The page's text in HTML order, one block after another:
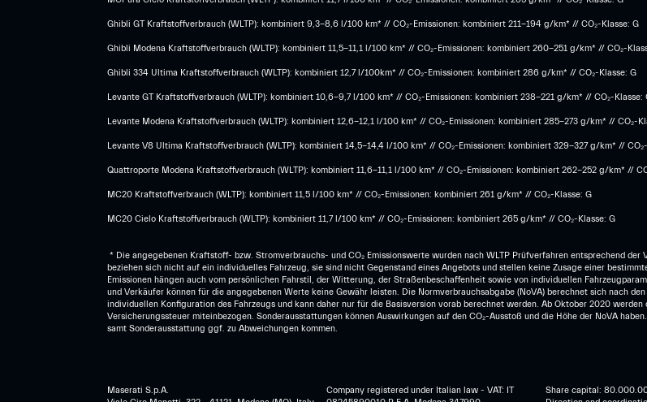
Ghibli GT Kraftstoffverbrauch (WLTP): kombiniert 9,3-8,6 l/100 km* // CO₂-Emissionen: kombiniert 211-194 g/km* // CO₂-Klasse: G
Ghibli Modena Kraftstoffverbrauch (WLTP): kombiniert 11,5-11,1 l/100 km* // CO₂-Emissionen: kombiniert 260-251 g/km*​ // CO₂-
Ghibli 334 Ultima Kraftstoffverbrauch (WLTP): kombiniert 12,7 l/100km* // CO₂-Emissionen: kombiniert 286 g/km* // CO₂-Klasse: G
Levante GT Kraftstoffverbrauch (WLTP): kombiniert 10,6-9,7 l/100 km* // CO₂-Emissionen: kombiniert 238-221 g/km* ​// CO₂-Klasse:
Levante Modena Kraftstoffverbrauch (WLTP): kombiniert 12,6-12,1 l/100 km* // CO₂-Emissionen: kombiniert 285-273 g/km*​ // CO₂-
​Levante V8 Ultima Kraftstoffverbrauch (WLTP): kombiniert 14,5-14,4 l/100 km* // CO₂-Emissionen: kombiniert 329-327 g/km* //
Quattroporte Modena Kraftstoffverbrauch (WLTP): kombiniert 11,6-11,1 l/100 km* // CO₂-Emissionen: kombiniert 262-252 g/km* //
MC20 Kraftstoffverbrauch (WLTP): kombiniert 11,5 l/100 km* // CO₂-Emissionen: kombiniert 261 g/km* // CO₂-Klasse: G
MC20 Cielo Kraftstoffverbrauch (WLTP): kombiniert 11,7 l/100 km* // CO₂-Emissionen: kombiniert 265 g/km* // CO₂-Klasse: G
* Die angegebenen Kraftstoff- bzw. Stromverbrauchs- und CO₂ Emissionswerte wurden nach WLTP Prüfverfahren entsprechend
beziehen sich nicht auf ein individuelles Fahrzeug, sie sind nicht Gegenstand eines Angebots und stellen keine Zusage einer
Emissionen hängen auch vom persönlichen Fahrstil, der Witterung, der Straßenbeschaffenheit sowie von individuellen
und Verkäufer können für die angegebenen Werte keine Gewähr leisten. Die Normverbrauchsabgabe (NoVA) berechnet sich nach
individuellen Konfiguration des Fahrzeugs und kann daher nur für die Basisversion vorab berechnet werden. Ab Oktober 2020
Versicherungssteuer miteinbezogen. Sonderausstattungen können Auswirkungen auf den CO₂-Ausstoß und die Höhe der NoVA
samt Sonderausstattung ggf. zu Abweichungen kommen.
Maserati S.p.A.
Company registered under Italian law - VAT: IT
Share capital: